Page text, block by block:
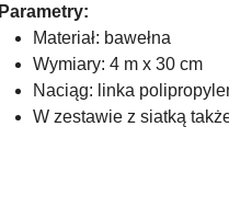
Parametry:
Materiał: bawełna
Wymiary: 4 m x 30 cm
Naciąg: linka
W zestawie z siatką